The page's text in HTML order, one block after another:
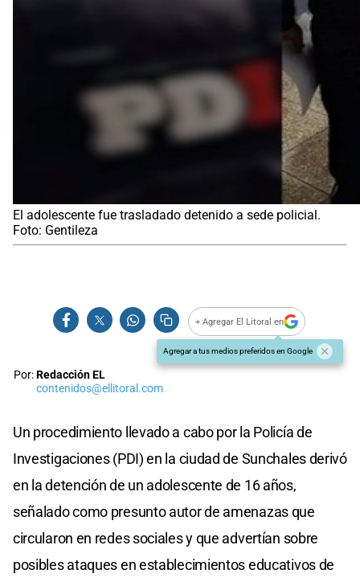
El adolescente fue trasladado detenido a sede policial.
Foto: Gentileza
+ Agregar El Litoral en
Agregar a tus medios preferidos en Google
Por:Redacción EL
contenidos@ellitoral.com
Un procedimiento llevado a cabo por la Policía de
Investigaciones (PDI) en la ciudad de Sunchales derivó
en la detención de un adolescente de 16 años,
señalado como presunto autor de amenazas que
circularon en redes sociales y que advertían sobre
posibles ataques en establecimientos educativos de